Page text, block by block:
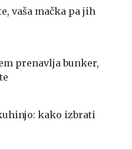
vaša mačka pa jih
prenavlja bunker,
kako izbrati